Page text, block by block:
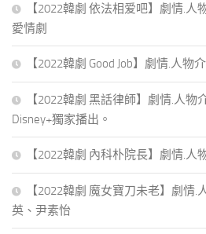
【2022韓劇 依法相爱吧】劇情.
愛情劇
【2022韓劇 Good Job】劇情.人物
【2022韓劇 黑話律師】劇情.人物
Disney+獨家播出。
【2022韓劇 內科朴院長】劇情.
【2022韓劇 魔女寶刀未老】劇情
英、尹素怡